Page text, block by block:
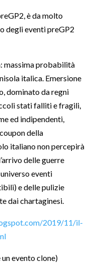
è da molto
degli eventi preGP2
massima probabilità
italica. Emersione
dominato da regni
stati falliti e fragili,
ed indipendenti,
della
italiano non percepirà
delle guerre
eventi
e delle pulizie
dai chartaginesi.
2019/11/il-
evento clone)